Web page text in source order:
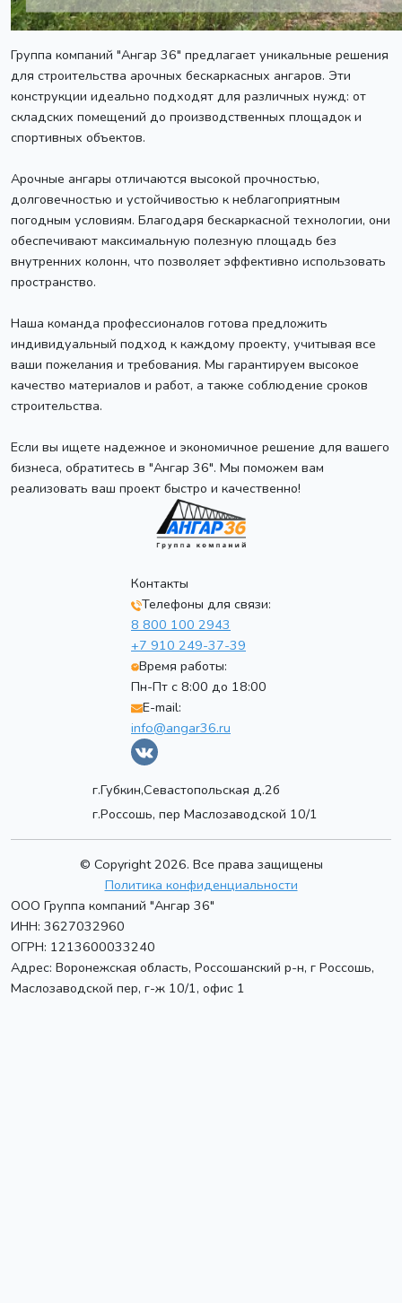
Группа компаний "Ангар 36" предлагает уникальные решения
для строительства арочных бескаркасных ангаров. Эти
конструкции идеально подходят для различных нужд: от
складских помещений до производственных площадок и
спортивных объектов.
Арочные ангары отличаются высокой прочностью,
долговечностью и устойчивостью к неблагоприятным
погодным условиям. Благодаря бескаркасной технологии, они
обеспечивают максимальную полезную площадь без
внутренних колонн, что позволяет эффективно использовать
пространство.
Наша команда профессионалов готова предложить
индивидуальный подход к каждому проекту, учитывая все
ваши пожелания и требования. Мы гарантируем высокое
качество материалов и работ, а также соблюдение сроков
строительства.
Если вы ищете надежное и экономичное решение для вашего
бизнеса, обратитесь в "Ангар 36". Мы поможем вам
реализовать ваш проект быстро и качественно!
Контакты
Телефоны для связи:
8 800 100 2943
+7 910 249-37-39
Время работы:
Пн-Пт с 8:00 до 18:00
E-mail:
info@angar36.ru
г.Губкин,Севастопольская д.2б
г.Россошь, пер Маслозаводской 10/1
© Copyright 2026. Все права защищены
Политика конфиденциальности
ООО Группа компаний "Ангар 36"
ИНН: 3627032960
ОГРН: 1213600033240
Адрес: Воронежская область, Россошанский р-н, г Россошь,
Маслозаводской пер, г-ж 10/1, офис 1